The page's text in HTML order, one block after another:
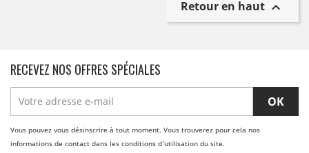
Retour en haut 
RECEVEZ NOS OFFRES SPÉCIALES
Vous pouvez vous désinscrire à tout moment. Vous trouverez pour cela nos
informations de contact dans les conditions d'utilisation du site.